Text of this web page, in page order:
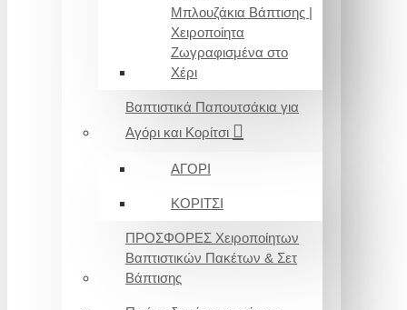
Μπλουζάκια Βάπτισης |
Χειροποίητα
Ζωγραφισμένα στο
Χέρι
Βαπτιστικά Παπουτσάκια για
Αγόρι και Κορίτσι
ΑΓΟΡΙ
ΚΟΡΙΤΣΙ
ΠΡΟΣΦΟΡΕΣ Χειροποίητων
Βαπτιστικών Πακέτων & Σετ
Βάπτισης